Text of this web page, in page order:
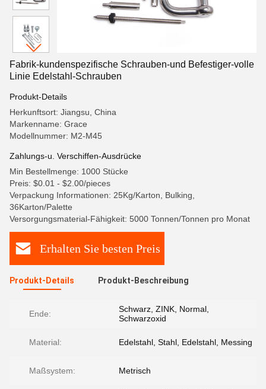
Fabrik-kundenspezifische Schrauben-und Befestiger-volle
Linie Edelstahl-Schrauben
Produkt-Details
Herkunftsort: Jiangsu, China
Markenname: Grace
Modellnummer: M2-M45
Zahlungs-u. Verschiffen-Ausdrücke
Min Bestellmenge: 1000 Stücke
Preis: $0.01 - $2.00/pieces
Verpackung Informationen: 25Kg/Karton, Bulking,
36Karton/Palette
Versorgungsmaterial-Fähigkeit: 5000 Tonnen/Tonnen pro Monat
Erhalten Sie besten Preis
Produkt-Details Produkt-Beschreibung
Ende:
Schwarz, ZINK, Normal,
Schwarzoxid
Material: Edelstahl, Stahl, Edelstahl, Messing
Maßsystem: Metrisch